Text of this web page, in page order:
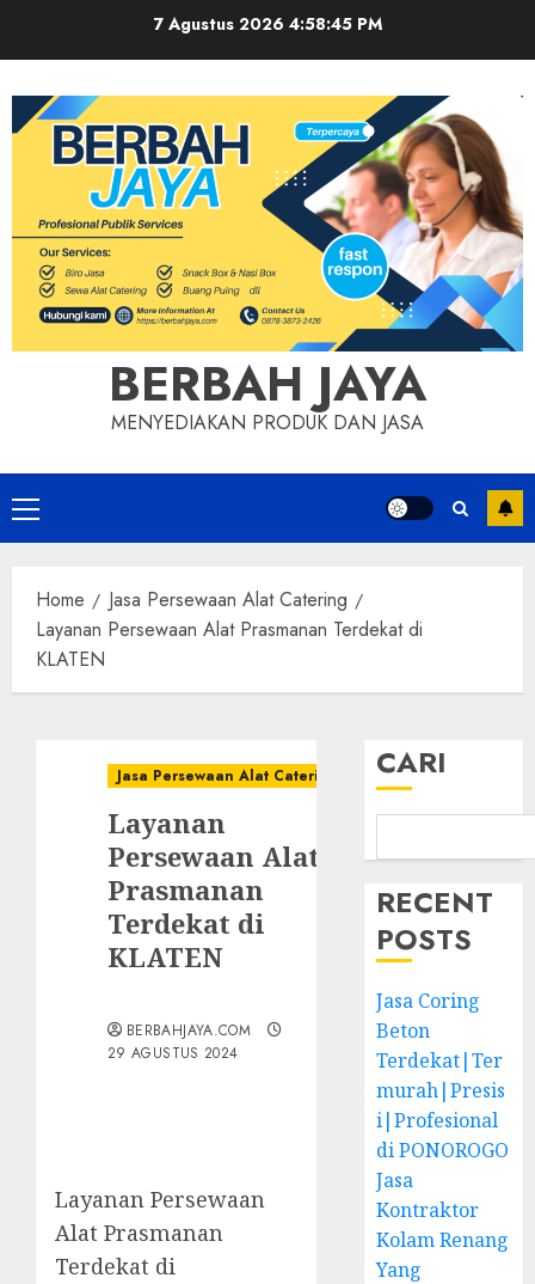
7 Agustus 2026 4:58:46 PM
BERBAH JAYA
MENYEDIAKAN PRODUK DAN JASA
Primary
Menu
Home
Jasa Persewaan Alat Catering
Layanan Persewaan Alat Prasmanan Terdekat di
KLATEN
Jasa Persewaan Alat Catering
Layanan
Persewaan Alat
Prasmanan
Terdekat di
KLATEN
BERBAHJAYA.COM
29 AGUSTUS 2024
Layanan Persewaan
Alat Prasmanan
Terdekat di
CARI
RECENT
POSTS
Jasa Coring
Beton
Terdekat|Ter
murah|Presis
i|Profesional
di PONOROGO
Jasa
Kontraktor
Kolam Renang
Yang